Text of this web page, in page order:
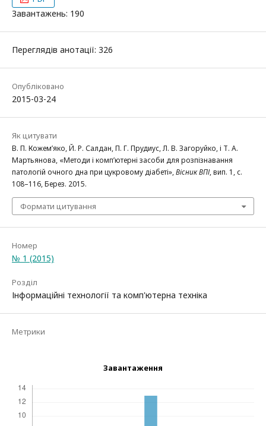
Завантажень: 190
Переглядів анотації: 326
Опубліковано
2015-03-24
Як цитувати
В. П. Кожем’яко, Й. Р. Салдан, П. Г. Прудиус, Л. В. Загоруйко, і Т. А.
Мартьянова, «Методи і комп’ютерні засоби для розпізнавання
патологій очного дна при цукровому діабеті»,Вісник ВПІ, вип. 1, с.
108–116, Берез. 2015.
Формати цитування
Номер
№ 1 (2015)
Розділ
Інформаційні технології та комп'ютерна техніка
Метрики
Завантаження